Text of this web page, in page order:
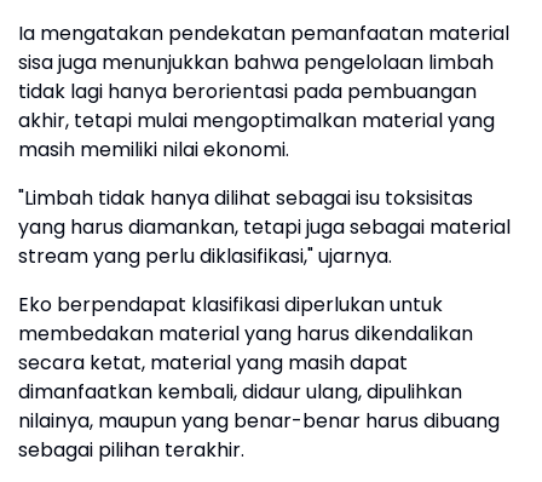
Ia mengatakan pendekatan pemanfaatan material
sisa juga menunjukkan bahwa pengelolaan limbah
tidak lagi hanya berorientasi pada pembuangan
akhir, tetapi mulai mengoptimalkan material yang
masih memiliki nilai ekonomi.
"Limbah tidak hanya dilihat sebagai isu toksisitas
yang harus diamankan, tetapi juga sebagai material
stream yang perlu diklasifikasi," ujarnya.
Eko berpendapat klasifikasi diperlukan untuk
membedakan material yang harus dikendalikan
secara ketat, material yang masih dapat
dimanfaatkan kembali, didaur ulang, dipulihkan
nilainya, maupun yang benar-benar harus dibuang
sebagai pilihan terakhir.